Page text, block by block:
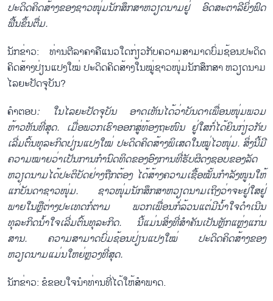
ປະດິດຄິດສ້າງຂອງຊາວໜຸ່ມນັກສຶກສາຫວຽດນາມຢູ່ ອົດສະຕາລີຍິ່ງຟົດ
ຟື້ນຂຶ້ນຕື່ມ.
ນັກຂ່າວ: ທ່ານຕີລາຄາຄືແນວໃດກ່ຽວກັບຄວາມສາມາດບົ່ມຊ້ອນປະດິດ
ຄິດສ້າງປ່ຽນແປງໃໝ່ ປະດິດຄິດສ້າງໃນໝູ່ຊາວໜຸ່ມນັກສຶກສາ ຫວຽດນາມ
ໄລຍະປັດຈຸບັນ?
ຄຳຕອບ:
ໃນໄລຍະປັດຈຸບັນ ອາດເຫັນໄດ້ວ່າບັນດາເພື່ອນໜຸ່ມພວມ
ຫ້າວຫັນທີ່ສຸດ. ເມື່ອພວກເຮົາອອກສູ່ທ້ອງຖະໜົນ ຢູ່ໃສກໍ່ໄດ້ຍິນກ່ຽວກັບ
ເລີ່ມຕົ້ນທຸລະກິດປ່ຽນແປງໃໝ່ ປະດິດຄິດສ້າງພິເສດໃນໝູ່ໄວໜຸ່ມ. ສິ່ງນີ້ມີ
ຄວາມໝາຍວ່າເປັນການກຳນົດທິດຂອງອົງການທີ່ຮັບຜິດງຊອບຂອງລັດ
ຫວຽດນາມໄດ້ປະຕິບັດຢ່າງຖືກຕ້ອງ ໄດ້ສ້າງຄວາມເຊື້ອໝັ້ນກຳລັງໜູນໃຫ້
ແກ່ບັນດາຊາວໜຸ່ມ. ຊາວໜຸ່ມນັກສຶກສາຫວຽດນາມເຖິງວ່າຈະຢູ່ໃສຢູ່
ພາຍໃນຫຼືຕ່າງປະເທດກໍ່ຕາມ ພວກເພື່ອນກໍ່ລ້ວນແຕ່ມີນ້ຳໃຈດຳເນີນ
ທຸລະກິດນ້ຳໃຈເລີ່ມຕົ້ນທຸລະກິດ. ນີ້ແມ່ນສິ່ງທີ່ສຳຄັນເປັນຫຼັກແຫຼ່ງແກ່ນ
ສານ. ຄວາມສາມາດບົ່ມຊ້ອນປ່ຽນແປງໃໝ່ ປະດິດຄິດສ້າງຂອງ
ຫວຽດນາມແມ່ນໃຫຍ່ຫຼວງທີ່ສຸດ.
ນັກຂ່າວ: ຂໍຂອບໃຈນຳທ່ານທີ່ໄດ້ໃຫ້ສຳພາດ.